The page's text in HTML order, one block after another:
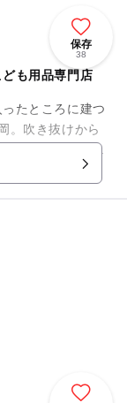
保存
38
も用品専門店
たところに建つ
。吹き抜けから
職人の細やかな